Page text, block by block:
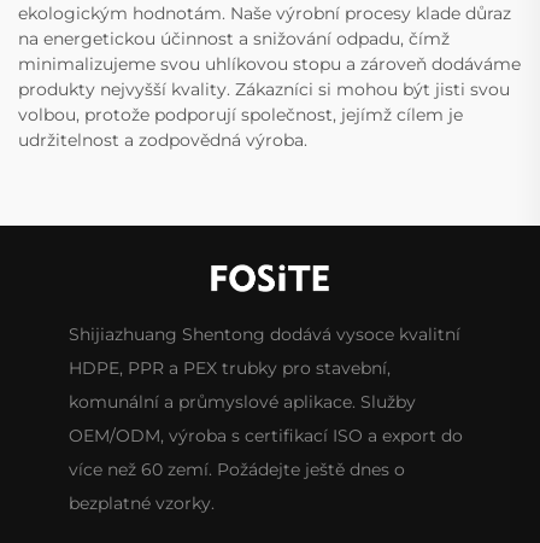
ekologickým hodnotám. Naše výrobní procesy klade důraz
na energetickou účinnost a snižování odpadu, čímž
minimalizujeme svou uhlíkovou stopu a zároveň dodáváme
produkty nejvyšší kvality. Zákazníci si mohou být jisti svou
volbou, protože podporují společnost, jejímž cílem je
udržitelnost a zodpovědná výroba.
Shijiazhuang Shentong dodává vysoce kvalitní
HDPE, PPR a PEX trubky pro stavební,
komunální a průmyslové aplikace. Služby
OEM/ODM, výroba s certifikací ISO a export do
více než 60 zemí. Požádejte ještě dnes o
bezplatné vzorky.